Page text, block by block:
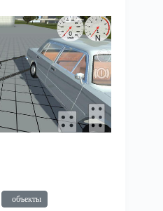
объекты